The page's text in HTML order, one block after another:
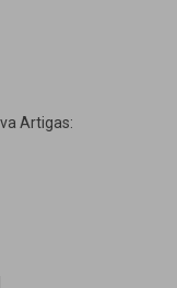
Artigas: